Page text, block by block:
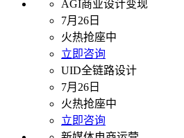
AGI商业设计变现
7月26日
火热抢座中
立即咨询
UID全链路设计
7月26日
火热抢座中
立即咨询